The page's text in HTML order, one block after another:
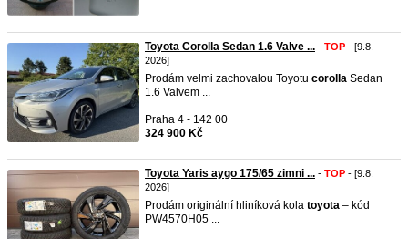
Toyota Corolla Sedan 1.6 Valve ... - TOP - [9.8.
2026]
Prodám velmi zachovalou Toyotu corolla Sedan
1.6 Valvem ...
Praha 4 - 142 00
324 900 Kč
Toyota Yaris aygo 175/65 zimni ... - TOP - [9.8.
2026]
Prodám originální hliníková kola toyota – kód
PW4570H05 ...